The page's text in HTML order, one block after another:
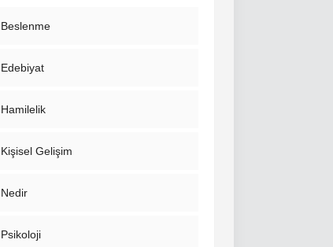
Beslenme
Edebiyat
Hamilelik
Kişisel Gelişim
Nedir
Psikoloji